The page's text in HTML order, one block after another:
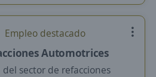
Empleo destacado
Automotrices
sector de refacciones